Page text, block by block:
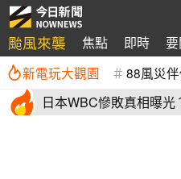
颱風來襲 焦點 即時
新電玩大觀園 88風災
日本WBC慘敗真相曝